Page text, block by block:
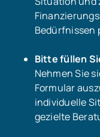
Bedürfnissen
Bitte füllen
Nehmen Sie
Formular
individuelle
gezielte